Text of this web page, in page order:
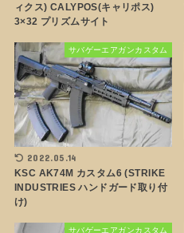
ィクス) CALYPOS(キャリポス)
3×32 プリズムサイト
サバゲーエアガンカスタム
2022.05.14
KSC AK74M カスタム6 (STRIKE
INDUSTRIES ハンドガード取り付
け)
サバゲーエアガンカスタム